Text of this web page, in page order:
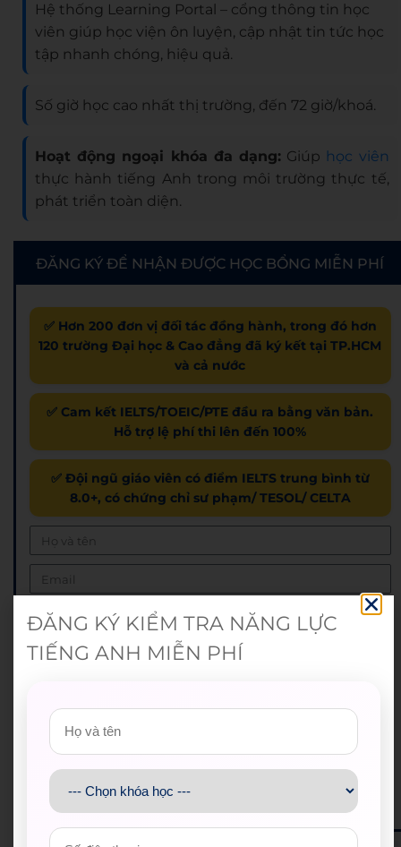
Hệ thống Learning Portal – cổng thông tin học
viên giúp học viện ôn luyện, cập nhật tin tức học
tập nhanh chóng, hiệu quả.
Số giờ học cao nhất thị trường, đến 72 giờ/khoá.
Hoạt động ngoại khóa đa dạng: Giúp học viên
thực hành tiếng Anh trong môi trường thực tế,
phát triển toàn diện.
ĐĂNG KÝ ĐỂ NHẬN ĐƯỢC HỌC BỔNG MIỄN PHÍ
✅ Hơn 200 đơn vị đối tác đồng hành, trong đó hơn
120 trường Đại học & Cao đẳng đã ký kết tại TP.HCM
và cả nước
✅ Cam kết IELTS/TOEIC/PTE đầu ra bằng văn bản.
Hỗ trợ lệ phí thi lên đến 100%
✅ Đội ngũ giáo viên có điểm IELTS trung bình từ
8.0+, có chứng chỉ sư phạm/ TESOL/ CELTA
Nhận combo quà và ưu đãi lên đến 10.000.000đ khi
đăng ký khóa học (*)
ĐĂNG KÝ NHẬN HỌC BỔNG
ĐĂNG KÝ KIỂM TRA NĂNG LỰC
TIẾNG ANH MIỄN PHÍ